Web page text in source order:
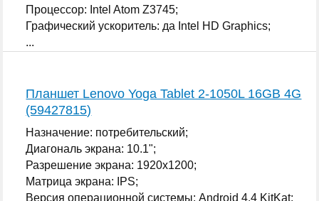
Процессор: Intel Atom Z3745;
Графический ускоритель: да Intel HD Graphics;
...
Планшет Lenovo Yoga Tablet 2-1050L 16GB 4G
(59427815)
Назначение: потребительский;
Диагональ экрана: 10.1";
Разрешение экрана: 1920x1200;
Матрица экрана: IPS;
Версия операционной системы: Android 4.4 KitKat;